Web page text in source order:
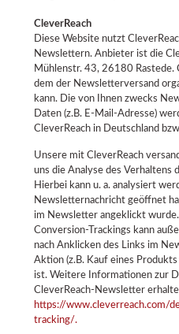
CleverReach
Diese Website nutzt
Newslettern. Anbieter ist die
Mühlenstr. 43, 26180 Rastede.
dem der Newsletterversand
kann. Die von Ihnen zwecks
Daten (z.B. E-Mail-Adresse)
CleverReach in Deutschland
Unsere mit CleverReach
uns die Analyse des Verhaltens
Hierbei kann u. a. analysiert
Newsletternachricht geöffnet
im Newsletter angeklickt
Conversion-Trackings kann
nach Anklicken des Links im
Aktion (z.B. Kauf eines
ist. Weitere Informationen zur
CleverReach-Newsletter
https://www.cleverreach.com/
tracking/.